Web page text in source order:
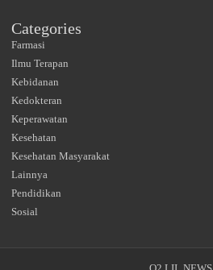
Categories
Farmasi
Ilmu Terapan
Kebidanan
Kedokteran
Keperawatan
Kesehatan
Kesehatan Masyarakat
Lainnya
Pendidikan
Sosial